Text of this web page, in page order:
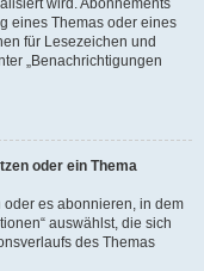
wird. Abonnements
eines Themas oder eines
für Lesezeichen und
„Benachrichtigungen
oder ein Thema
oder es abonnieren, in dem
auswählst, die sich
des Themas